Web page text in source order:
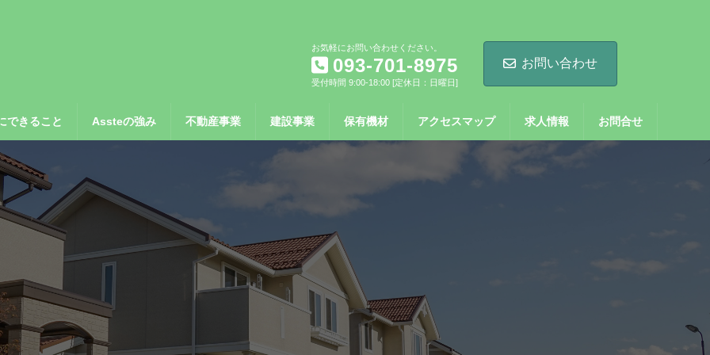
お気軽にお問い合わせください。
093-701-8975
受付時間 9:00-18:00 [定休日：日曜日]
お問い合わせ
できること Assteの強み 不動産事業 建設事業 保有機材 アクセスマップ 求人情報 お問合せ